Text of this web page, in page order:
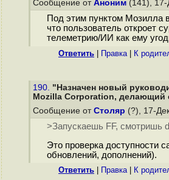
Сообщение от Аноним (141), 17-
Под этим пунктом Мозилла
что пользователь откроет
телеметрию/ИИ как ему
Ответить Правка| К
190. "Назначен новый
Mozilla Corporation, делающий
Сообщение от Столяр (?), 17-
>Запускаешь FF, смотришь
Это проверка доступности
обновлений, дополнений).
Ответить Правка| К